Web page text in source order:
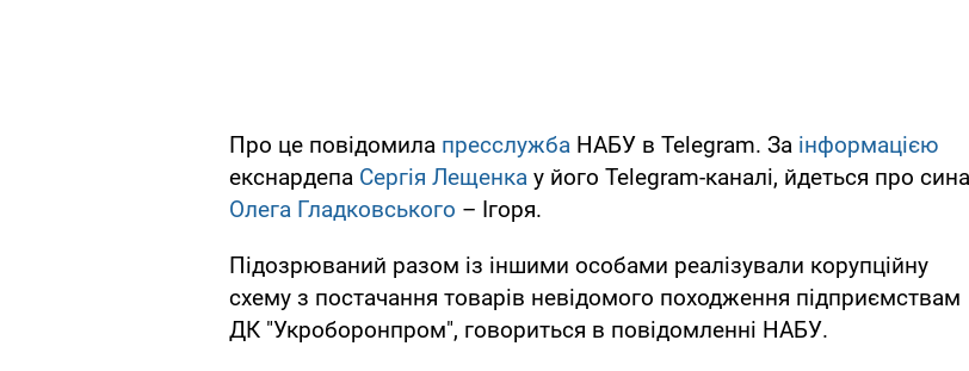
Про це повідомила пресслужба НАБУ в Telegram. За інформацією
екснардепа Сергія Лещенка у його Telegram-каналі, йдеться про сина
Олега Гладковського – Ігоря.
Підозрюваний разом із іншими особами реалізували корупційну
схему з постачання товарів невідомого походження підприємствам
ДК "Укроборонпром", говориться в повідомленні НАБУ.